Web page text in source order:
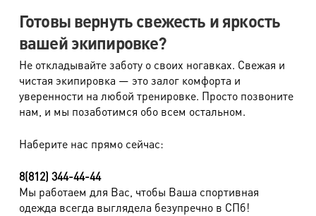
Шуба до 90 см недорогой мех
2280 руб.
Подстежка меховая
Опушка
330 руб.
Палантин (недорогой мех)
730 руб.
Палантин (дорогой мех)
1060 руб.
Капюшон, шапка, воротник (недорогой мех)
Капюшон, шапка, воротник (дорогой мех)
Жилет, болеро (дорогой мех)
2360 руб.
Готовы вернуть свежесть и яркость
вашей экипировке?
Не откладывайте заботу о своих ногавках. Свежая и
чистая экипировка — это залог комфорта и
уверенности на любой тренировке. Просто позвоните
нам, и мы позаботимся обо всем остальном.
Наберите нас прямо сейчас:
8(812) 344-44-44
Мы работаем для Вас, чтобы Ваша спортивная
одежда всегда выглядела безупречно в СПб!